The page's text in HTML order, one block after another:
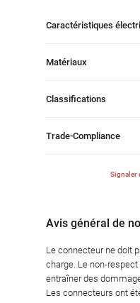
Caractéristiques
Matériaux
Classifications
Trade-Compliance
Signaler
Avis général de
Le connecteur ne doit
charge. Le non-
entraîner des
Les connecteurs ont